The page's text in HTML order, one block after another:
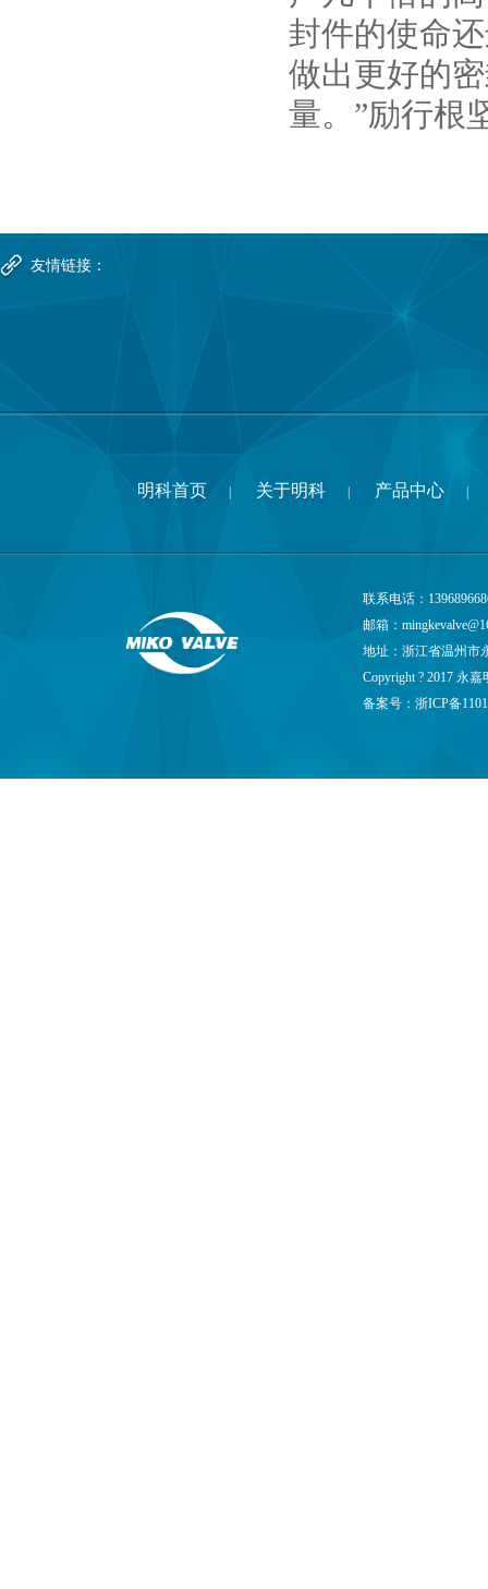
封件的使命
做出更好的
量。”励行根
友情链接：
明科首页 关于明科 产品中心
联系电话：
邮箱：
地址：浙江省温州市
Copyright ? 2017 永
备案号： 浙ICP备